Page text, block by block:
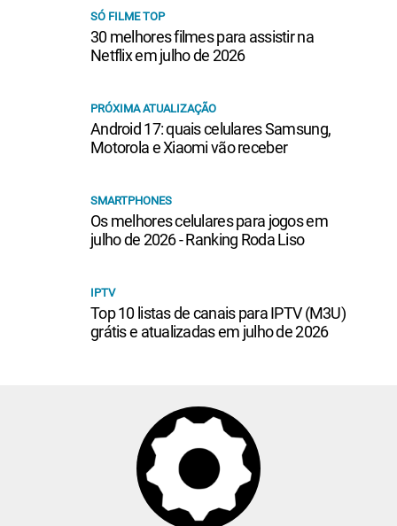
SÓ FILME TOP
30 melhores filmes para assistir na
Netflix em julho de 2026
PRÓXIMA ATUALIZAÇÃO
Android 17: quais celulares Samsung,
Motorola e Xiaomi vão receber
SMARTPHONES
Os melhores celulares para jogos em
julho de 2026 - Ranking Roda Liso
IPTV
Top 10 listas de canais para IPTV (M3U)
grátis e atualizadas em julho de 2026